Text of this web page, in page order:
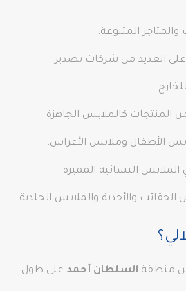
والمتاجر المتنوعة.
العديد من شركات تصدير
المنتجات كالملابس الجاهزة
الأطفال وملابس الأعراس.
النسائية المميزة.
الحقائب والأحذية والملابس الجلدية.
منطقة السلطان أحمد على طول